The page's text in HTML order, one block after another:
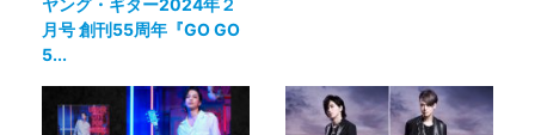
ヤング・ギター2024年２
月号 創刊55周年『GO GO
5...